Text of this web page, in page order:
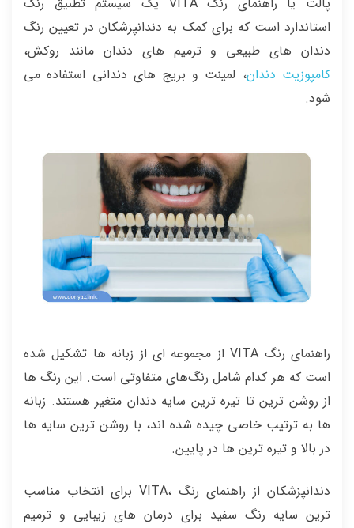
استاندارد است که برای کمک به دندانپزشکان در تعیین رنگ
دندان های طبیعی و ترمیم های دندان مانند روکش،
کامپوزیت دندان، لمینت و بریج های دندانی استفاده می
شود.
راهنمای رنگ VITA از مجموعه ای از زبانه ها تشکیل شده
است که هر کدام شامل رنگ‌های متفاوتی است. این رنگ ها
از روشن ترین تا تیره ترین سایه دندان متغیر هستند. زبانه
ها به ترتیب خاصی چیده شده اند، با روشن ترین سایه ها
در بالا و تیره ترین ها در پایین.
دندانپزشکان از راهنمای رنگ ،VITA برای انتخاب مناسب
ترین سایه رنگ سفید برای درمان های زیبایی و ترمیم